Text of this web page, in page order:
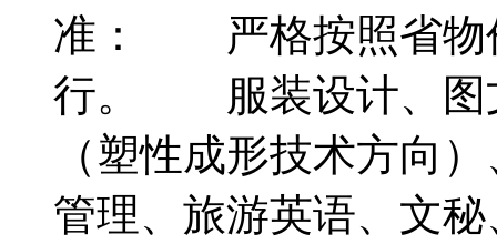
准： 严格按照省物
行。 服装设计、图
（塑性成形技术方向
管理、旅游英语、文